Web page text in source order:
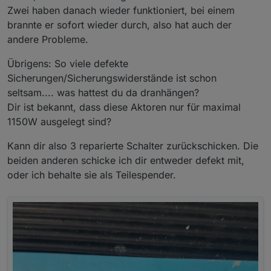
Zwei haben danach wieder funktioniert, bei einem
brannte er sofort wieder durch, also hat auch der
andere Probleme.
Übrigens: So viele defekte
Sicherungen/Sicherungswiderstände ist schon
seltsam.... was hattest du da dranhängen?
Dir ist bekannt, dass diese Aktoren nur für maximal
1150W ausgelegt sind?
Kann dir also 3 reparierte Schalter zurückschicken. Die
beiden anderen schicke ich dir entweder defekt mit,
oder ich behalte sie als Teilespender.